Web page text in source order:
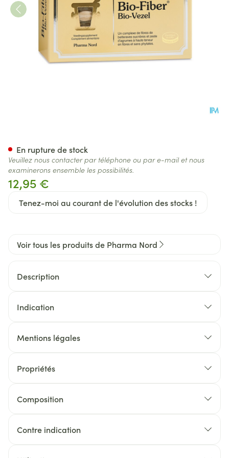
12,95 €
Tenez-moi au courant de l'évolution des stocks !
En rupture de stock
Veuillez nous contacter par téléphone ou par e-mail et nous
examinerons ensemble les possibilités.
Voir tous les produits de Pharma Nord
Description
Indication
Mentions légales
Propriétés
Composition
Contre indication